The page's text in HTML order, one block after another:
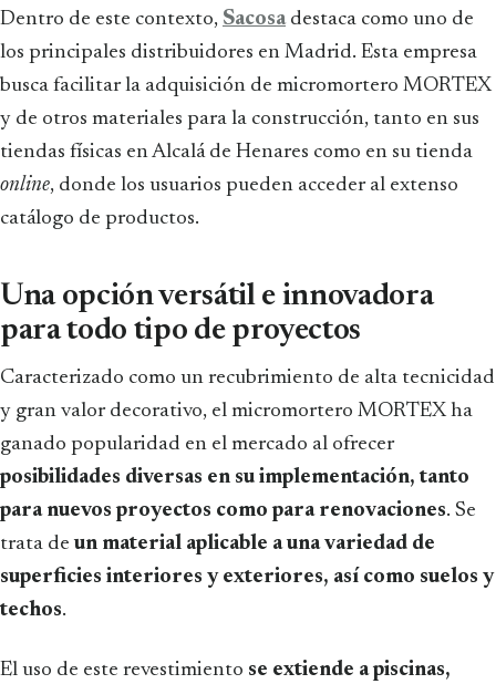
Dentro de este contexto, Sacosadestaca como uno de
los principales distribuidores en Madrid. Esta empresa
busca facilitar la adquisición de micromortero MORTEX
y de otros materiales para la construcción, tanto en sus
tiendas físicas en Alcalá de Henares como en su tienda
online, donde los usuarios pueden acceder al extenso
catálogo de productos.
Una opción versátil e innovadora
para todo tipo de proyectos
Caracterizado como un recubrimiento de alta tecnicidad
y gran valor decorativo, el micromortero MORTEX ha
ganado popularidad en el mercado al ofrecer
posibilidades diversas en su implementación, tanto
para nuevos proyectos como para renovaciones. Se
trata deun material aplicable a una variedad de
superficies interiores y exteriores, así como suelos y
techos.
El uso de este revestimiento se extiende a piscinas,